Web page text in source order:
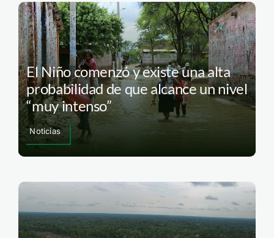
El Niño comenzó y existe una alta
probabilidad de que alcance un nivel
“muy intenso”
Noticias